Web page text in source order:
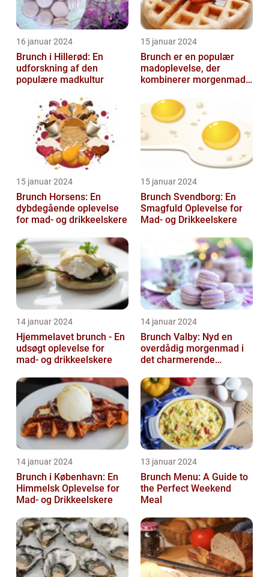
16 januar 2024
Brunch i Hillerød: En
udforskning af den
populære madkultur
15 januar 2024
Brunch er en populær
madoplevelse, der
kombinerer morgenmad
afslappet og hygg...
15 januar 2024
Brunch Horsens: En
dybdegående oplevelse
for mad- og drikkeelskere
15 januar 2024
Brunch Svendborg: En
Smagfuld Oplevelse for
Mad- og Drikkeelskere
14 januar 2024
Hjemmelavet brunch - En
udsøgt oplevelse for
mad- og drikkeelskere
14 januar 2024
Brunch Valby: Nyd en
overdådig morgenmad i
det charmerende
14 januar 2024
Brunch i København: En
Himmelsk Oplevelse for
Mad- og Drikkeelskere
13 januar 2024
Brunch Menu: A Guide to
the Perfect Weekend
Meal